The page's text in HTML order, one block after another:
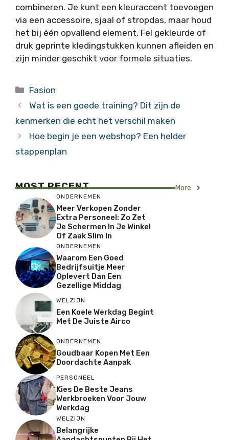
combineren. Je kunt een kleuraccent toevoegen
via een accessoire, sjaal of stropdas, maar houd
het bij één opvallend element. Fel gekleurde of
druk geprinte kledingstukken kunnen afleiden en
zijn minder geschikt voor formele situaties.
Categorieën
Fasion
Wat is een goede training? Dit zijn de
kenmerken die echt het verschil maken
Hoe begin je een webshop? Een helder
stappenplan
MOST RECENT More
ONDERNEMEN
Meer Verkopen Zonder
Extra Personeel: Zo Zet
Je Schermen In Je Winkel
Of Zaak Slim In
ONDERNEMEN
Waarom Een Goed
Bedrijfsuitje Meer
Oplevert Dan Een
Gezellige Middag
WELZIJN
Een Koele Werkdag Begint
Met De Juiste Airco
ONDERNEMEN
Goudbaar Kopen Met Een
Doordachte Aanpak
PERSONEEL
Kies De Beste Jeans
Werkbroeken Voor Jouw
Werkdag
WELZIJN
Belangrijke